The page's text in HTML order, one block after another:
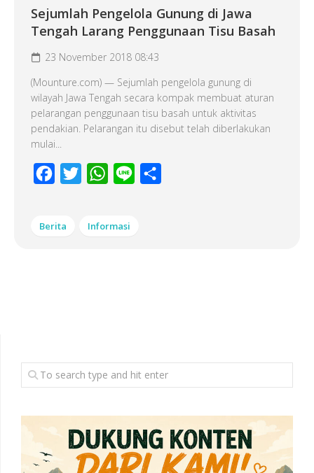
Sejumlah Pengelola Gunung di Jawa
Tengah Larang Penggunaan Tisu Basah
23 November 2018 08:43
(Mounture.com) — Sejumlah pengelola gunung di
wilayah Jawa Tengah secara kompak membuat aturan
pelarangan penggunaan tisu basah untuk aktivitas
pendakian. Pelarangan itu disebut telah diberlakukan
mulai...
Facebook
Twitter WhatsApp
Line
Berita Informasi